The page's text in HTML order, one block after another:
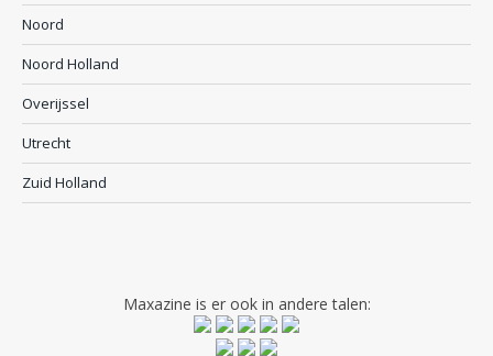
Noord
Noord Holland
Overijssel
Utrecht
Zuid Holland
Maxazine is er ook in andere talen: